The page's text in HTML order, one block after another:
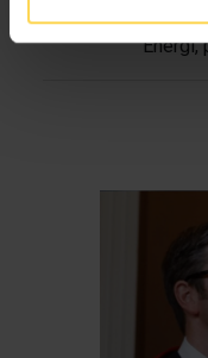
Energi,